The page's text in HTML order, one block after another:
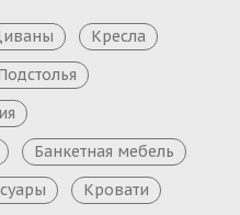
Кресла
Банкетная мебель
Кровати